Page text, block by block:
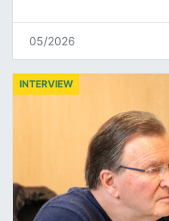
05/2026
INTERVIEW